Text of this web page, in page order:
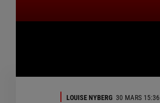
LOUISE NYBERG 30 MARS 15:36